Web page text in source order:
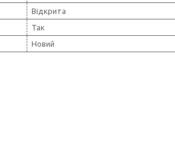
Відкрита
Так
Новий